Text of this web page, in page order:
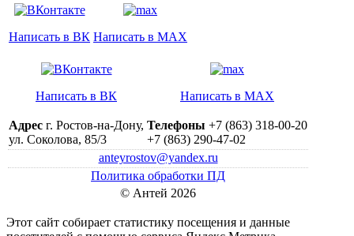
Написать в ВК Написать в MAX
Написать в ВК Написать в MAX
Адрес г. Ростов-на-Дону,
ул. Соколова, 85/3
Телефоны +7 (863) 318-00-20
+7 (863) 290-47-02
anteyrostov@yandex.ru
Политика обработки ПД
© Антей 2026
Этот сайт собирает статистику посещения и данные